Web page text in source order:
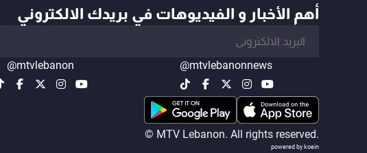
أهم الأخبار و الفيديوهات في بريدك الالكتروني
@mtvlebanonnews
@mtvlebanon
© MTV Lebanon. All rights reserved.
powered by koein